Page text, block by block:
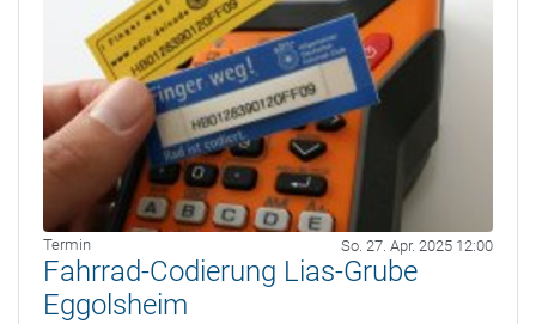
Termin So. 27. Apr. 2025 12:00
Fahrrad-Codierung Lias-Grube
Eggolsheim